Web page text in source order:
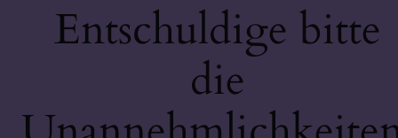
Entschuldige bitte
die